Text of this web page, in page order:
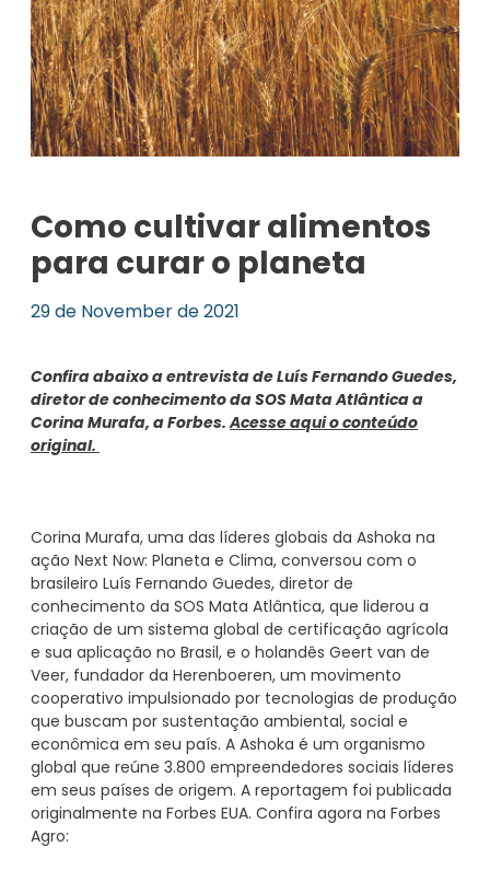
Como cultivar alimentos
para curar o planeta
29 de November de 2021
Confira abaixo a entrevista de Luís Fernando Guedes,
diretor de conhecimento da SOS Mata Atlântica a
Corina Murafa, a Forbes.Acesse aqui o conteúdo
original.
Corina Murafa, uma das líderes globais da Ashoka na
ação Next Now: Planeta e Clima, conversou com o
brasileiro Luís Fernando Guedes, diretor de
conhecimento da SOS Mata Atlântica, que liderou a
criação de um sistema global de certificação agrícola
e sua aplicação no Brasil, e o holandês Geert van de
Veer, fundador da Herenboeren, um movimento
cooperativo impulsionado por tecnologias de produção
que buscam por sustentação ambiental, social e
econômica em seu país. A Ashoka é um organismo
global que reúne 3.800 empreendedores sociais líderes
em seus países de origem. A reportagem foi publicada
originalmente na Forbes EUA. Confira agora na Forbes
Agro: